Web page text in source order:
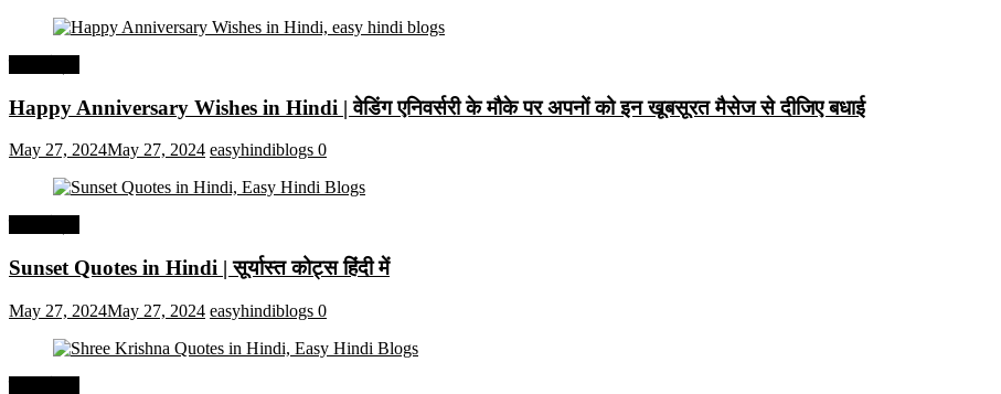
Happy Anniversary Wishes in Hindi | वेडिंग एनिवर्सरी के मौके पर अपनों को इन खूबसूरत मैसेज से दीजिए बधाई
May 27, 2024May 27, 2024 easyhindiblogs 0
Sunset Quotes in Hindi | सूर्यास्त कोट्स हिंदी में
May 27, 2024May 27, 2024 easyhindiblogs 0